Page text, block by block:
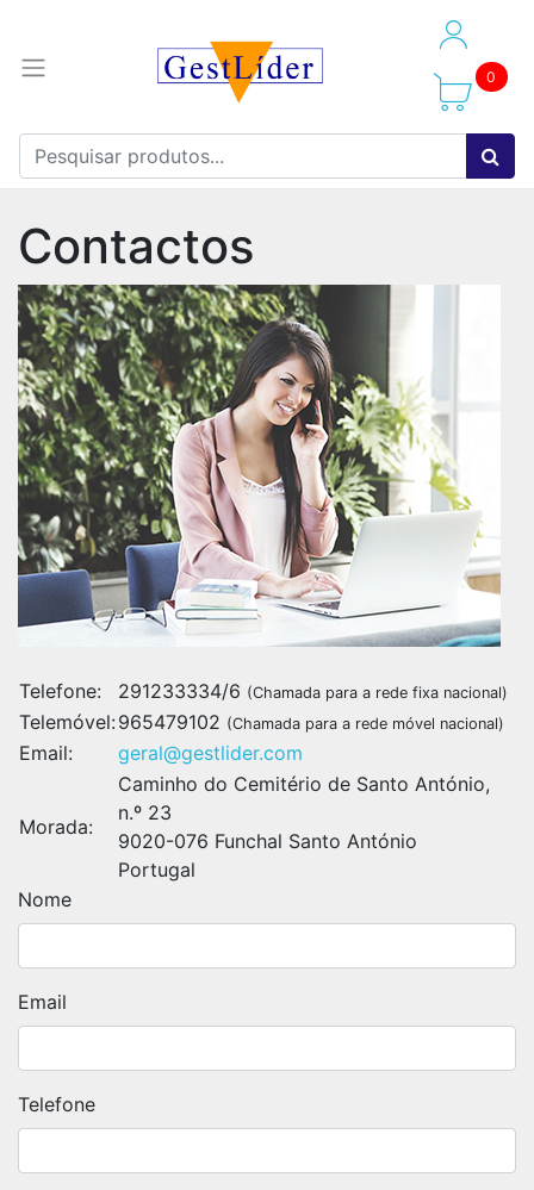
0
Contactos
Telefone: 291233334/6 (Chamada para a rede fixa nacional)
Telemóvel:965479102 (Chamada para a rede móvel nacional)
Email: geral@gestlider.com
Morada:
Caminho do Cemitério de Santo António,
n.º 23
9020-076 Funchal Santo António
Portugal
Nome
Email
Telefone